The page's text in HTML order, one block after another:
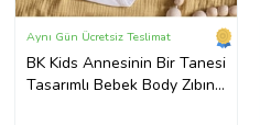
BK Kids Annesinin Bir Tanesi
Tasarımlı Bebek Body Zıbın -
Aynı Gün Ücretsiz Teslimat